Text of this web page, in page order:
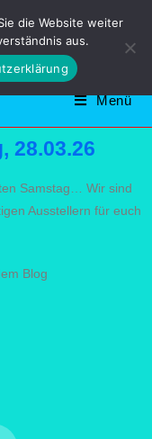
Menü
28.03.26
Samstag… Wir sind
Ausstellern für euch
Blog
die Website weiter
aus.